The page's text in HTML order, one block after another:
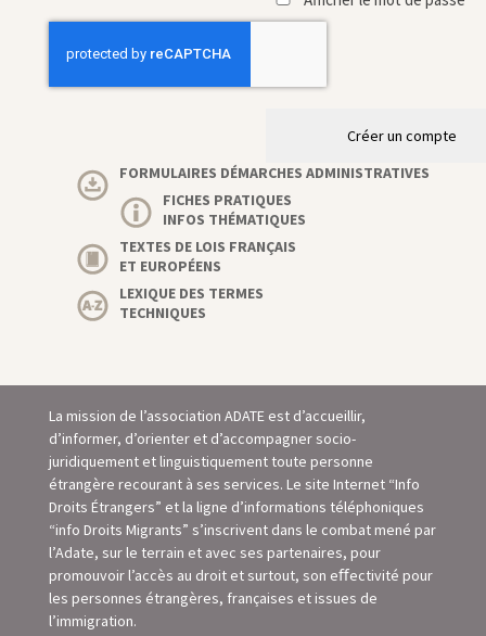
Créer un compte
FORMULAIRES DÉMARCHES ADMINISTRATIVES
FICHES PRATIQUES
INFOS THÉMATIQUES
TEXTES DE LOIS FRANÇAIS
ET EUROPÉENS
LEXIQUE DES TERMES
TECHNIQUES
La mission de l’association ADATE est d’accueillir,
d’informer, d’orienter et d’accompagner socio-
juridiquement et linguistiquement toute personne
étrangère recourant à ses services. Le site Internet “Info
Droits Étrangers” et la ligne d’informations téléphoniques
“info Droits Migrants” s’inscrivent dans le combat mené par
l’Adate, sur le terrain et avec ses partenaires, pour
promouvoir l’accès au droit et surtout, son eﬀectivité pour
les personnes étrangères, françaises et issues de
l’immigration.